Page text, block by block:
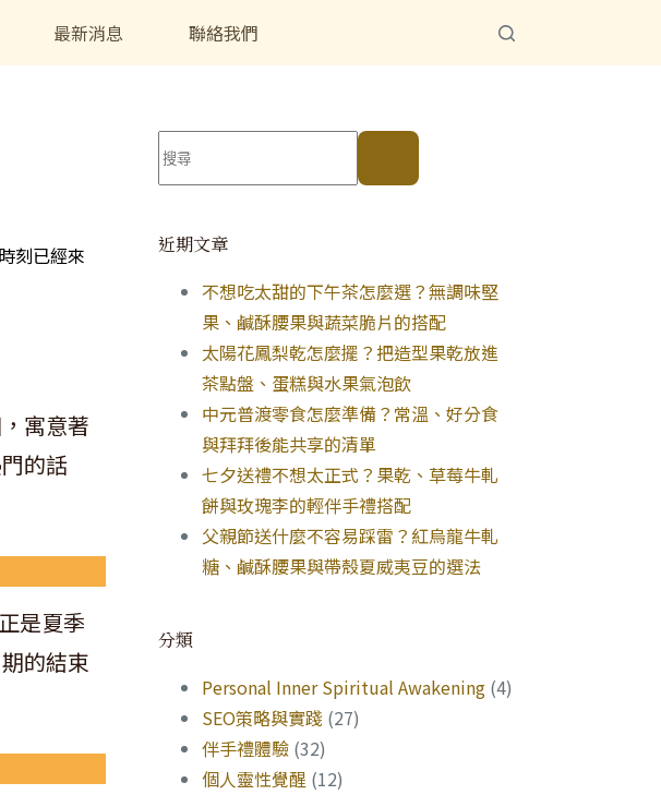
最新消息 聯絡我們
刻已經來
寓意著
的話
是夏季
的結束
近期文章
不想吃太甜的下午茶怎麼選？無調味堅
果、鹹酥腰果與蔬菜脆片的搭配
太陽花鳳梨乾怎麼擺？把造型果乾放進
茶點盤、蛋糕與水果氣泡飲
中元普渡零食怎麼準備？常溫、好分食
與拜拜後能共享的清單
七夕送禮不想太正式？果乾、草莓牛軋
餅與玫瑰李的輕伴手禮搭配
父親節送什麼不容易踩雷？紅烏龍牛軋
糖、鹹酥腰果與帶殼夏威夷豆的選法
分類
Personal Inner Spiritual Awakening (4)
SEO策略與實踐 (27)
伴手禮體驗 (32)
個人靈性覺醒 (12)